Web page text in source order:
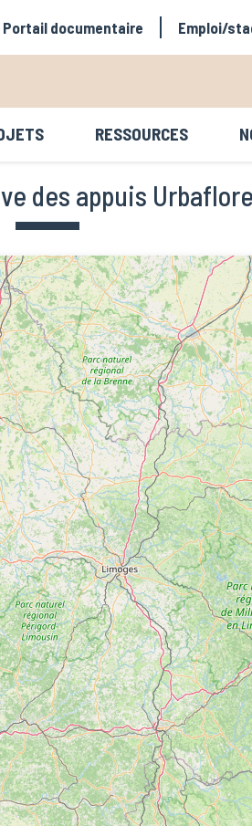
Portail documentaire Emploi/
RESSOURCES
des appuis